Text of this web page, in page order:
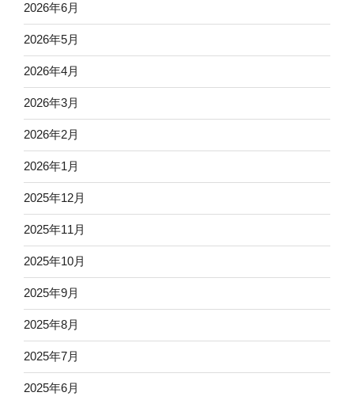
2026年6月
2026年5月
2026年4月
2026年3月
2026年2月
2026年1月
2025年12月
2025年11月
2025年10月
2025年9月
2025年8月
2025年7月
2025年6月